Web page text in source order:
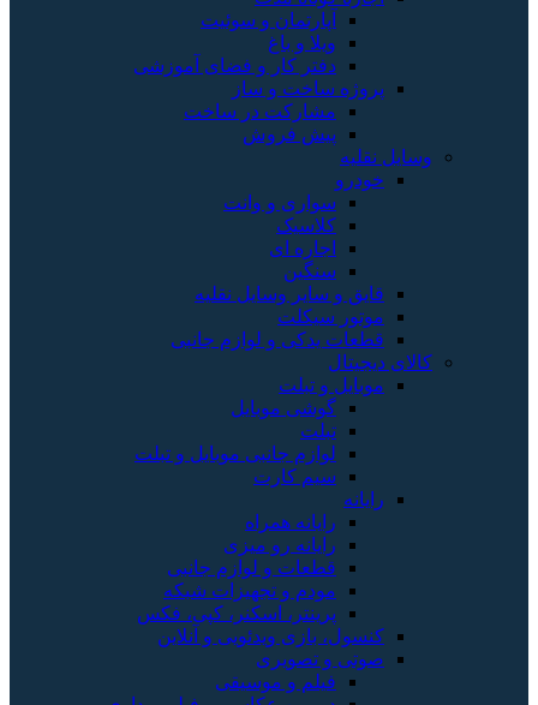
آپارتمان و سوئیت
ویلا و باغ
دفتر کار و فضای آموزشی
پروژه ساخت و ساز
مشارکت در ساخت
پیش فروش
وسایل نقلیه
خودرو
سواری و وانت
کلاسیک
اجاره ای
سنگین
قایق و سایر وسایل نقلیه
موتور سیکلت
قطعات یدکی و لوازم جانبی
کالای دیجیتال
موبایل و تبلت
گوشی موبایل
تبلت
لوازم جانبی موبایل و تبلت
سیم کارت
رایانه
رایانه همراه
رایانه رو میزی
قطعات و لوازم جانبی
مودم و تجهیزات شبکه
پرینتر، اسکنر، کپی، فکس
کنسول، بازی‌ ویدئویی و آنلاین
صوتی و تصویری
فیلم و موسیقی